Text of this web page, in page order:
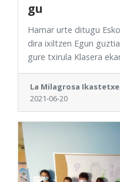
gu
Hamar urte ditugu
dira ixiltzen Egun
gure txirula Klasera
La Milagrosa
2021-06-20